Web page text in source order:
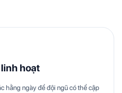
hoạt
hằng ngày để đội ngũ có thể cập